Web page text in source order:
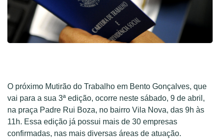
O próximo Mutirão do Trabalho em Bento Gonçalves, que
vai para a sua 3ª edição, ocorre neste sábado, 9 de abril,
na praça Padre Rui Boza, no bairro Vila Nova, das 9h às
11h. Essa edição já possui mais de 30 empresas
confirmadas, nas mais diversas áreas de atuação.